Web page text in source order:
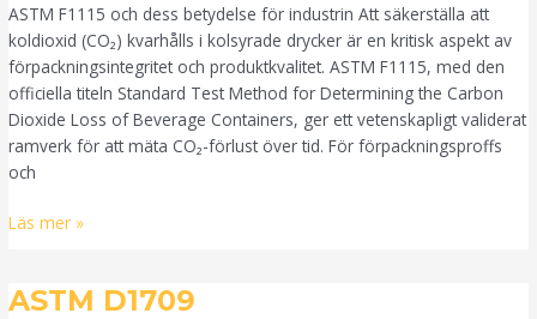
ASTM F1115 och dess betydelse för industrin Att säkerställa att
koldioxid (CO₂) kvarhålls i kolsyrade drycker är en kritisk aspekt av
förpackningsintegritet och produktkvalitet. ASTM F1115, med den
officiella titeln Standard Test Method for Determining the Carbon
Dioxide Loss of Beverage Containers, ger ett vetenskapligt validerat
ramverk för att mäta CO₂-förlust över tid. För förpackningsproffs
och
Läs mer »
ASTM D1709
ASTM